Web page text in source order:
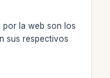
la web son los
sus respectivos